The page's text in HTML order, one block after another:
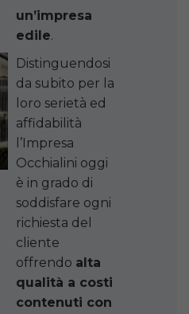
un’impresa
edile.
Distinguendosi
da subito per la
loro serietà ed
affidabilità
l’Impresa
Occhialini oggi
è in grado di
soddisfare ogni
richiesta del
cliente
offrendo alta
qualità a costi
contenuti con